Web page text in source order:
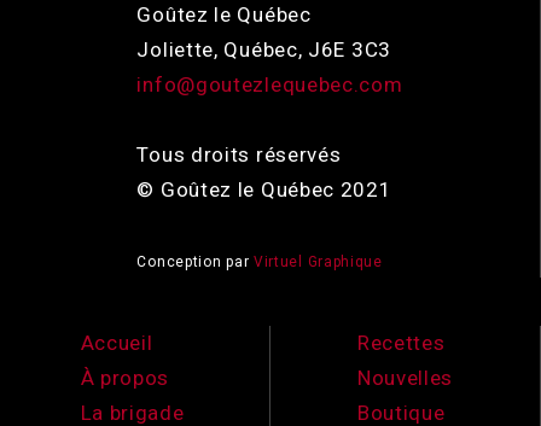
Goûtez le Québec
Joliette, Québec, J6E 3C3
info@goutezlequebec.com
Tous droits réservés
© Goûtez le Québec 2021
Conception par Virtuel Graphique
Accueil
À propos
La brigade
Recettes
Nouvelles
Boutique